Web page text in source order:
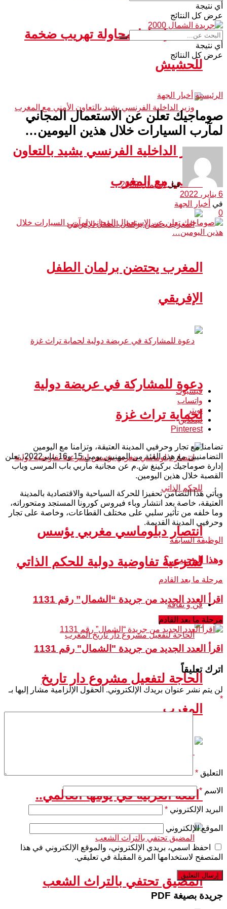
سبتة.. إحباط محاولة تهريب ضخمة
للحشيش
وزير الداخلية الفرنسي يشيد بالتعاون
الأمني مع المغرب
المغرب يحتضن برلمان الطفل
الإفريقي
دعوة للمشاركة في عريضة دولية
لحماية تراث غزة
انتصار دبلوماسي مغربي يؤسس
لشرعية تفاوضية دولية للحكم الذاتي
فن و ثقافة
الحاجة لتفعيل مشروع دار تاريخ
المغرب
اللغة العربية في يومها العالمي..
المضيق تحتفي بالتراث الشعب
أي نتيجة
عرض كل النتائج
أي نتيجة
عرض كل النتائج
الرئيسية أخبار الجهة
صوماجيك تعلن عن الاستعمال المجاني
لمآرب السيارات خلال هذين اليومين…
قبل الشمال 2000
6 يناير، 2022
في أخبار الجهة
0
فيسبوك
واتساب
تويتر
لينكدين
Pinterest
تضامنا مع تجار وحرفيي المدينة العتيقة، وتزامنا مع اليومين
التضامنيين مع هذه الفئة من المهنيين يومي 15 و16 يناير2022، تعلن
إدارة صوماجيك بركينغ ش.م عن مجانية مآربي باب المرسى وباب
القصبة خلال هذين اليومين.
ويأتي هذا التضامن تحفيزا للحركة السياحية والاقتصادية بالمدينة
العتيقة، خاصة بعد انتشار وباء فيروس كورونا المستجد ومتحوراته،
وما خلفه من تأثير سلبي على مختلف القطاعات، وخاصة على تجار
وحرفيي المدينة القديمة.
الوظيفة السابقة
وهذا الوجيب..؟
مرحلة ما بعد القادم
اقرأ العدد الجديد من جريدة “الشمال” رقم 1131
مرحلة ما بعد القادم
اقرأ العدد الجديد من جريدة "الشمال" رقم 1131
اترك تعليقاً
لن يتم نشر عنوان بريدك الإلكتروني. الحقول الإلزامية مشار إليها بـ
*
التعليق *
الاسم *
البريد الإلكتروني *
الموقع الإلكتروني
احفظ اسمي، بريدي الإلكتروني، والموقع الإلكتروني في هذا
المتصفح لاستخدامها المرة المقبلة في تعليقي.
جريدة بصيغة PDF